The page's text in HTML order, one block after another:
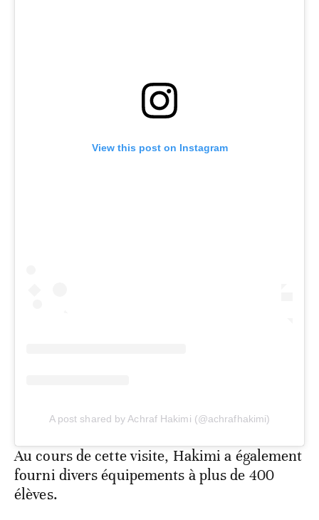
View this post on Instagram
A post shared by Achraf Hakimi (@achrafhakimi)
Au cours de cette visite, Hakimi a également
fourni divers équipements à plus de 400
élèves.